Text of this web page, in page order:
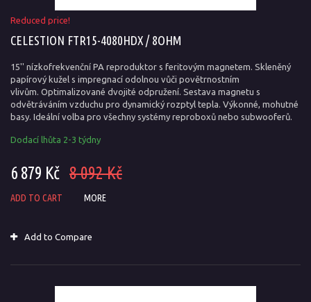
Reduced price!
CELESTION FTR15-4080HDX / 8OHM
15'' nízkofrekvenční PA reproduktor s feritovým magnetem. Skleněný
papírový kužel s impregnací odolnou vůči povětrnostním
vlivům. Optimalizované dvojité odpružení. Sestava magnetu s
odvětráváním vzduchu pro dynamický rozptyl tepla. Výkonné, mohutné
basy. Ideální volba pro všechny systémy reproboxů nebo subwooferů.
Dodací lhůta 2-3 týdny
6 879 Kč 8 092 Kč
ADD TO CART MORE
Add to Compare